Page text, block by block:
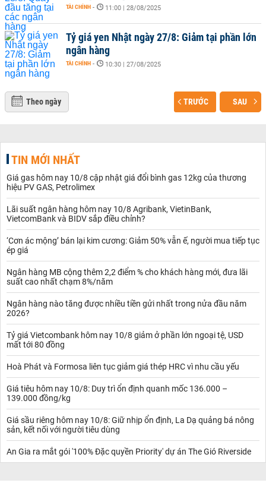
TÀI CHÍNH - 11:00 | 28/08/2025
Tỷ giá yen Nhật ngày 27/8: Giảm tại phần lớn
ngân hàng
TÀI CHÍNH - 10:30 | 27/08/2025
Theo ngày TRƯỚC SAU
TIN MỚI NHẤT
Giá gas hôm nay 10/8 cập nhật giá đổi bình gas 12kg của thương
hiệu PV GAS, Petrolimex
Lãi suất ngân hàng hôm nay 10/8 Agribank, VietinBank,
VietcomBank và BIDV sắp điều chỉnh?
‘Cơn ác mộng’ bán lại kim cương: Giảm 50% vẫn ế, người mua tiếp tục
ép giá
Ngân hàng MB cộng thêm 2,2 điểm % cho khách hàng mới, đưa lãi
suất cao nhất chạm 8%/năm
Ngân hàng nào tăng được nhiều tiền gửi nhất trong nửa đầu năm
2026?
Tỷ giá Vietcombank hôm nay 10/8 giảm ở phần lớn ngoại tệ, USD
mất tới 80 đồng
Hoà Phát và Formosa liên tục giảm giá thép HRC vì nhu cầu yếu
Giá tiêu hôm nay 10/8: Duy trì ổn định quanh mốc 136.000 –
139.000 đồng/kg
Giá sầu riêng hôm nay 10/8: Giữ nhịp ổn định, La Dạ quảng bá nông
sản, kết nối với người tiêu dùng
An Gia ra mắt gói '100% Đặc quyền Priority' dự án The Gió Riverside